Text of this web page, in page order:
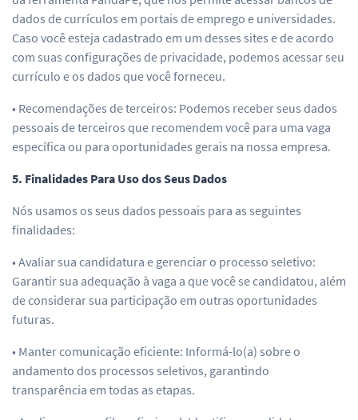
dados de currículos em portais de emprego e universidades.
Caso você esteja cadastrado em um desses sites e de acordo
com suas configurações de privacidade, podemos acessar seu
currículo e os dados que você forneceu.
• Recomendações de terceiros: Podemos receber seus dados
pessoais de terceiros que recomendem você para uma vaga
específica ou para oportunidades gerais na nossa empresa.
5. Finalidades Para Uso dos Seus Dados
Nós usamos os seus dados pessoais para as seguintes
finalidades:
• Avaliar sua candidatura e gerenciar o processo seletivo:
Garantir sua adequação à vaga a que você se candidatou, além
de considerar sua participação em outras oportunidades
futuras.
• Manter comunicação eficiente: Informá-lo(a) sobre o
andamento dos processos seletivos, garantindo
transparência em todas as etapas.